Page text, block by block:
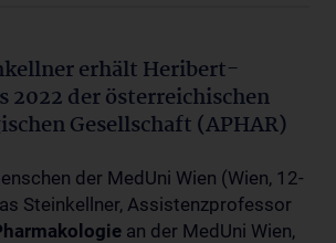
erhält Heribert-
2022 der österreichischen
Gesellschaft (APHAR)
der MedUni Wien (Wien, 12-
Steinkellner, Assistenzprofessor
an der MedUni Wien,